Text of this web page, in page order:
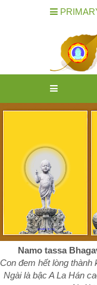
Namo tassa
Con đem hết lòng
Ngài là bậc A La Hán